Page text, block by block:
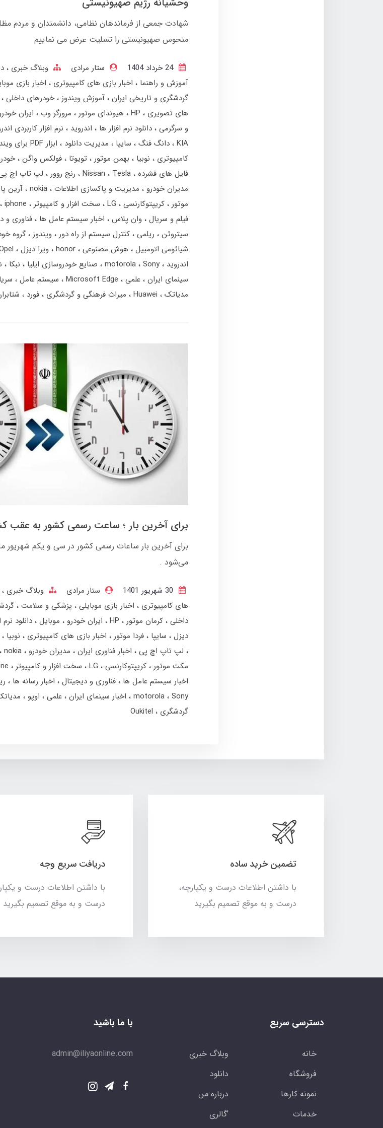
شهادت جمعی از فرماندهان نظامی، دانشمندان و مردم
منحوس صهیونیستی را تسلیت عرض می نماییم
24 خرداد 1404 ستار مرادی وبلاگ خبری
آموزش و راهنما
اخبار بازی های کامپیوتری اخبار بازی
گردشگری و تاریخی ایران آموزش ویندوز خودرهای داخلی
های تصویری
HP هیوندای موتور مرورگر وب ایران
و سرگرمی دانلود نرم افزار ها اندروید نرم افزار کاربردی
KIA دانگ فنگ سایپا مدیریت دانلود ابزار PDF برای ویندوز
کامپیوتری
نوبیا بهمن‌ موتور تویوتا فولکس واگن
فایل های فشرده
Nissan Tesla رنج‌ روور لپ تاپ اچ
مدیران خودرو
مدیریت و پاکسازی اطلاعات nokia آرین
موتور کریپتوکارنسی LG سخت افزار و کامپیوتر iphone
فیلم و سریال وان پلاس اخبار سیستم عامل ها فناوری و
سیتروئن
ریلمی کنترل سیستم از راه دور ویندوز گروه
شیائومی اتومبیل
هوش مصنوعی honor ویرا دیزل
اندروید
motorola Sony صنایع خودروسازی ایلیا نبکا
سینمای ایران علمی Microsoft Edge سیستم عامل
مدیاتک
Huawei میراث فرهنگی و گردشگری فورد
برای آخرین بار ؛ ساعت رسمی کشور به عقب
می‌شود .
ستار مرادی وبلاگ خبری
های کامپیوتری
اخبار بازی موبایلی پزشکی و سلامت
داخلی کرمان موتور HP ایران خودرو موبایل دانلود نرم
دیزل
سایپا فردا موتور اخبار بازی های کامپیوتری نوبیا
لپ تاپ اچ پی
اخبار فناوری ایران مدیران خودرو nokia
مکث موتور کریپتوکارنسی LG سخت افزار و کامپیوتر
اخبار سیستم عامل ها
فناوری و دیجیتال اخبار رسانه ها
motorola Sony اخبار سینمای ایران علمی اوپو
گردشگری
Oukitel
تضمین خرید ساده
با داشتن اطلاعات درست و یکپارچه،
درست و به موقع تصمیم بگیرید
دریافت سریع وجه
با داشتن اطلاعات درست و
درست و به موقع تصمیم بگیرید
دسترسی سریع
خانه
وبلاگ خبری
فروشگاه
دانلود
نمونه کارها
درباره من
خدمات
'گالری
با ما باشید
admin@iliyaonline.com